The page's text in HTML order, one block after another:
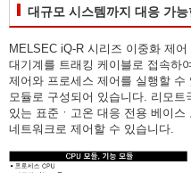
대규모 시스템까지 대응 가능
MELSEC iQ-R 시리즈 이중화 제
대기계를 트래킹 케이블로 접속하
제어와 프로세스 제어를 실행할
모듈로 구성되어 있습니다. 리모
있는 표준ㆍ고온 대응 전용 베이
네트워크로 제어할 수 있습니다.